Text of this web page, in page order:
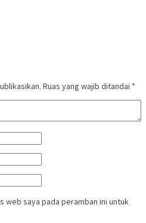
Ruas yang wajib ditandai *
web saya pada peramban ini untuk